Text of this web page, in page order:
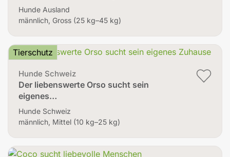
Hunde Ausland
männlich, Gross (25 kg–45 kg)
Hunde Schweiz
Der liebenswerte Orso sucht sein
eigenes…
Tierschutz
Hunde Schweiz
männlich, Mittel (10 kg–25 kg)